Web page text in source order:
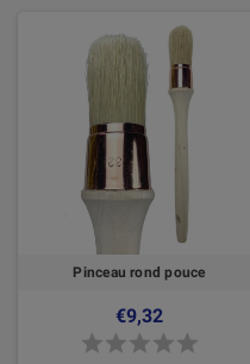
Pinceau rond pouce
€9,32